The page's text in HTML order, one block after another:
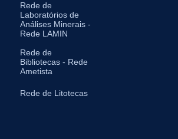
Rede de
Laboratórios de
Análises Minerais -
Rede LAMIN
Rede de
Bibliotecas - Rede
Ametista
Rede de Litotecas